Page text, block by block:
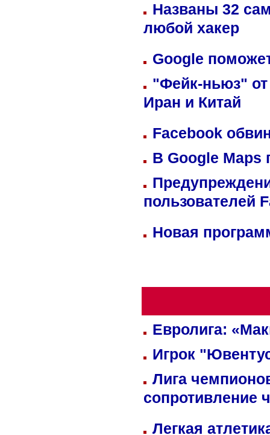
Названы 32
любой хакер
Google
"Фейк-ньюз" от
Иран и Китай
Facebook
В Google Maps
пользователей
Новая
Евролига:
Игрок
Лига
сопротивление
Легкая